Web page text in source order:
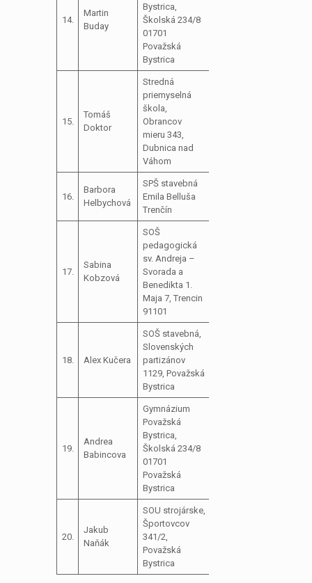
14.
Martin
Buday
Bystrica,
Školská 234/8
01701
Považská
Bystrica
15.
Tomáš
Doktor
Stredná
priemyselná
škola,
Obrancov
mieru 343,
Dubnica nad
Váhom
16.
Barbora
Helbychová
SPŠ stavebná
Emila Belluša
Trenčín
17.
Sabina
Kobzová
SOŠ
pedagogická
sv. Andreja –
Svorada a
Benedikta 1.
Maja 7, Trencin
91101
18. Alex Kučera
SOŠ stavebná,
Slovenských
partizánov
1129, Považská
Bystrica
19.
Andrea
Babincova
Gymnázium
Považská
Bystrica,
Školská 234/8
01701
Považská
Bystrica
20.
Jakub
Naňák
SOU strojárske,
Športovcov
341/2,
Považská
Bystrica